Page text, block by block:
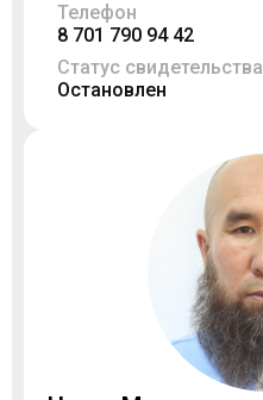
Телефон
8 701 790 94 42
Статус свидетельства
Остановлен